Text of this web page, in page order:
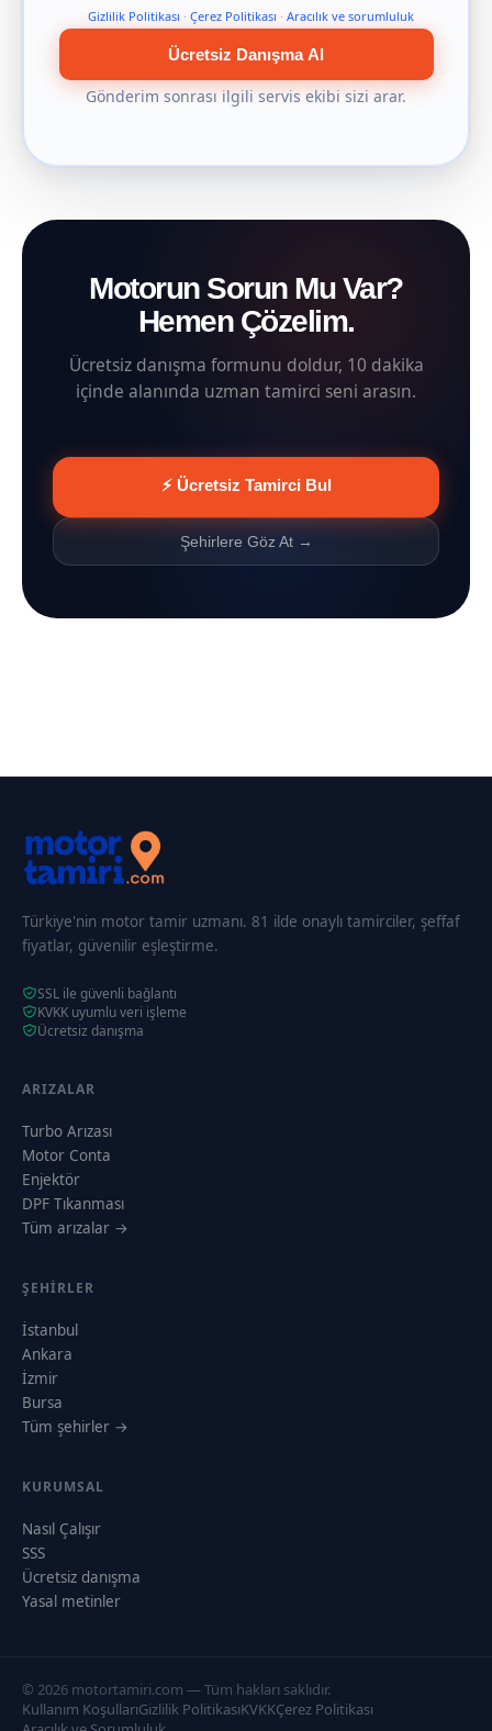
Gizlilik Politikası · Çerez Politikası · Aracılık ve sorumluluk
Ücretsiz Danışma Al
Gönderim sonrası ilgili servis ekibi sizi arar.
Motorun Sorun Mu Var?
Hemen Çözelim.
Ücretsiz danışma formunu doldur, 10 dakika
içinde alanında uzman tamirci seni arasın.
⚡ Ücretsiz Tamirci Bul
Şehirlere Göz At →
Türkiye'nin motor tamir uzmanı. 81 ilde onaylı tamirciler, şeffaf
fiyatlar, güvenilir eşleştirme.
SSL ile güvenli bağlantı
KVKK uyumlu veri işleme
Ücretsiz danışma
ARIZALAR
Turbo Arızası
Motor Conta
Enjektör
DPF Tıkanması
Tüm arızalar →
ŞEHIRLER
İstanbul
Ankara
İzmir
Bursa
Tüm şehirler →
KURUMSAL
Nasıl Çalışır
SSS
Ücretsiz danışma
Yasal metinler
© 2026 motortamiri.com — Tüm hakları saklıdır.
Kullanım KoşullarıGizlilik PolitikasıKVKKÇerez Politikası